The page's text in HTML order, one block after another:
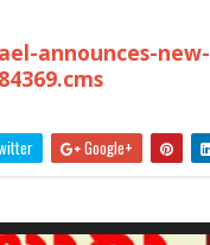
announces-new-
Google+